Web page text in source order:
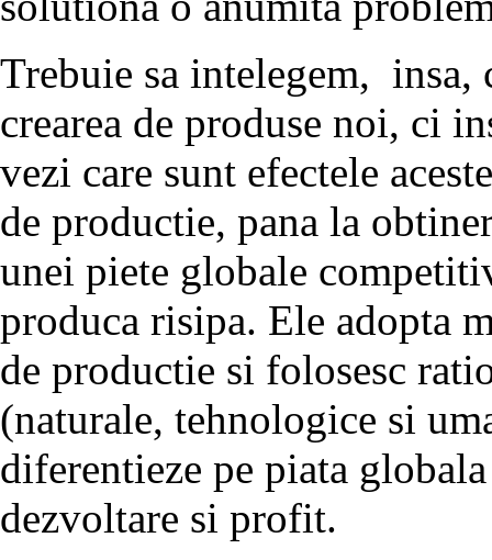
Trebuie sa intelegem, insa,
crearea de produse noi, ci
vezi care sunt efectele
de productie, pana la
unei piete globale
produca risipa. Ele adopta
de productie si folosesc
(naturale, tehnologice si
diferentieze pe piata
dezvoltare si profit.